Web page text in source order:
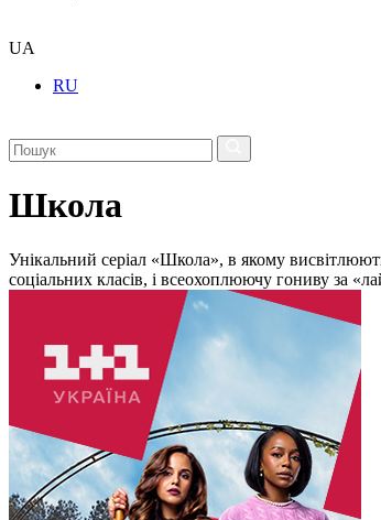
UA
RU
Школа
Унікальний серіал «Школа», в якому
соціальних класів, і всеохоплюючу гониву за